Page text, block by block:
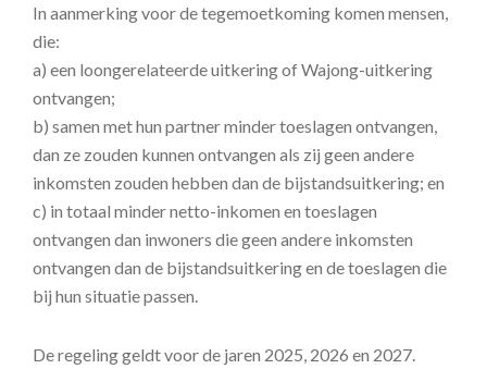
In aanmerking voor de tegemoetkoming komen mensen,
die:
a) een loongerelateerde uitkering of Wajong-uitkering
ontvangen;
b) samen met hun partner minder toeslagen ontvangen,
dan ze zouden kunnen ontvangen als zij geen andere
inkomsten zouden hebben dan de bijstandsuitkering; en
c) in totaal minder netto-inkomen en toeslagen
ontvangen dan inwoners die geen andere inkomsten
ontvangen dan de bijstandsuitkering en de toeslagen die
bij hun situatie passen.
De regeling geldt voor de jaren 2025, 2026 en 2027.